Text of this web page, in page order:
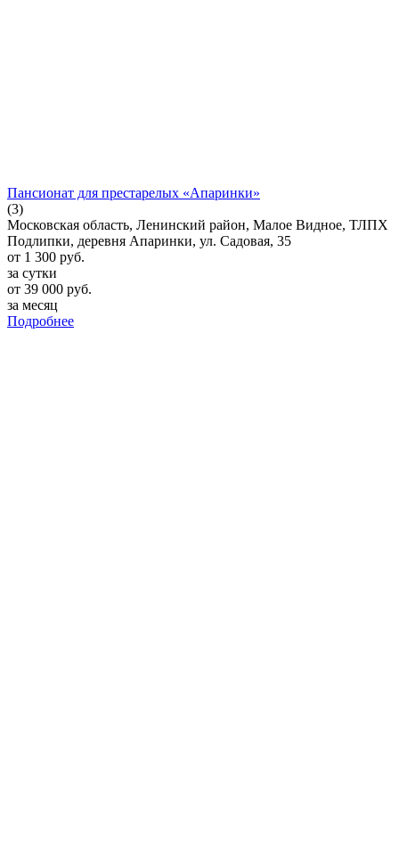
Пансионат для престарелых «Апаринки»
(3)
Московская область, Ленинский район, Малое Видное, ТЛПХ
Подлипки, деревня Апаринки, ул. Садовая, 35
от 1 300 руб.
за сутки
от 39 000 руб.
за месяц
Подробнее